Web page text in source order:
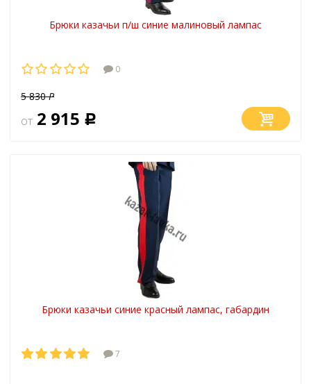
Брюки казачьи п/ш синие малиновый лампас
0
5 830Р
от 2 915 Р
Брюки казачьи синие красный лампас, габардин
7